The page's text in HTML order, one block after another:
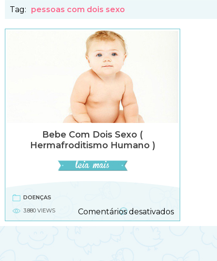
Tag: pessoas com dois sexo
Bebe Com Dois Sexo (
Hermafroditismo Humano )
DOENÇAS
3.880 VIEWS
Comentários desativadosem
Bebe